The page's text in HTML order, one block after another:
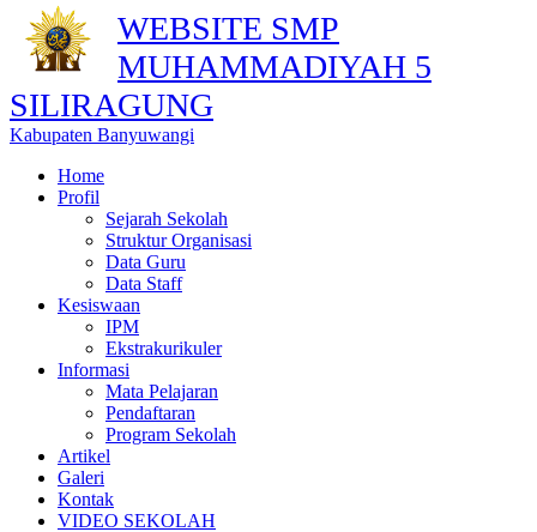
WEBSITE SMP
MUHAMMADIYAH 5
SILIRAGUNG
Kabupaten Banyuwangi
Home
Profil
Sejarah Sekolah
Struktur Organisasi
Data Guru
Data Staff
Kesiswaan
IPM
Ekstrakurikuler
Informasi
Mata Pelajaran
Pendaftaran
Program Sekolah
Artikel
Galeri
Kontak
VIDEO SEKOLAH